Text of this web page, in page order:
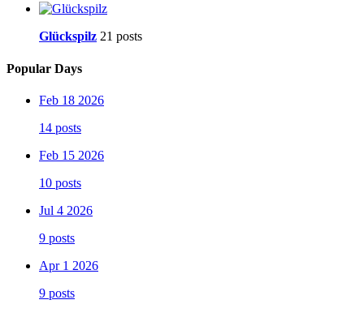
Glückspilz 21 posts
Popular Days
Feb 18 2026
14 posts
Feb 15 2026
10 posts
Jul 4 2026
9 posts
Apr 1 2026
9 posts